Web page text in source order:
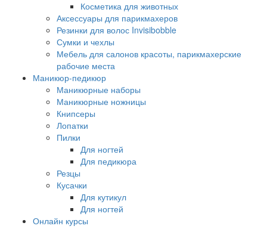
Косметика для животных
Аксессуары для парикмахеров
Резинки для волос Invisibobble
Сумки и чехлы
Мебель для салонов красоты, парикмахерские
рабочие места
Маникюр-педикюр
Маникюрные наборы
Маникюрные ножницы
Книпсеры
Лопатки
Пилки
Для ногтей
Для педикюра
Резцы
Кусачки
Для кутикул
Для ногтей
Онлайн курсы